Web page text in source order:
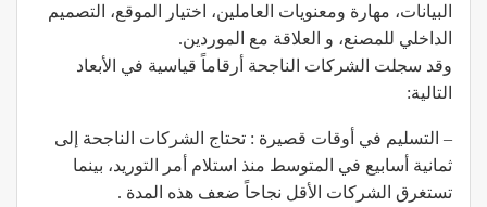
البيانات، مهارة ومعنويات العاملين، اختيار الموقع، التصميم
الداخلي للمصنع، و العلاقة مع الموردين.
وقد سجلت الشركات الناجحة أرقاماً قياسية في الأبعاد
التالية:
– التسليم في أوقات قصيرة : تحتاج الشركات الناجحة إلى
ثمانية أسابيع في المتوسط منذ استلام أمر التوريد، بينما
تستغرق الشركات الأقل نجاحاً ضعف هذه المدة .